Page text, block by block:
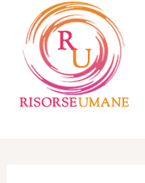
Salta
contenuto